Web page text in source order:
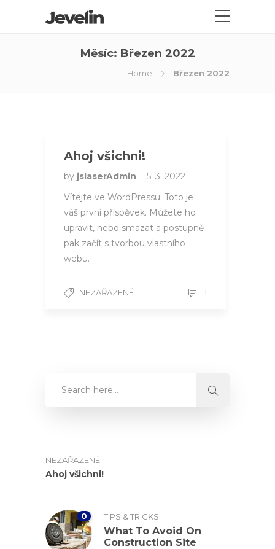
Měsíc: Březen 2022
Home Březen 2022
Ahoj všichni!
by jslaserAdmin
5. 3. 2022
Vítejte ve WordPressu. Toto je
váš první příspěvek. Můžete ho
upravit, nebo smazat a postupně
pak začít s tvorbou vlastního
webu.
NEZAŘAZENÉ 1
NEZAŘAZENÉ
Ahoj všichni!
0 TIPS & TRICKS
What To Avoid On
Construction Site